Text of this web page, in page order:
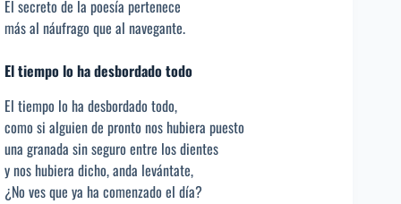
El secreto de la poesía pertenece
más al náufrago que al navegante.
El tiempo lo ha desbordado todo
El tiempo lo ha desbordado todo,
como si alguien de pronto nos hubiera puesto
una granada sin seguro entre los dientes
y nos hubiera dicho, anda levántate,
¿No ves que ya ha comenzado el día?